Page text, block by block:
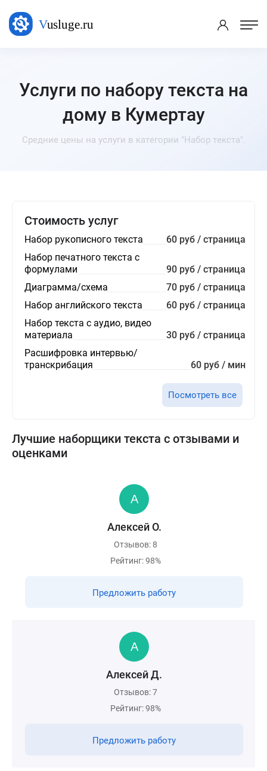
Услуги по набору текста на
дому в Кумертау
Средние цены на услуги в категории "Набор текста".
Стоимость услуг
Набор рукописного текста
60 руб / страница
Набор печатного текста с
формулами
90 руб / страница
Диаграмма/схема
70 руб / страница
Набор английского текста
60 руб / страница
Набор текста с аудио, видео
материала
30 руб / страница
Расшифровка интервью/
транскрибация
60 руб / мин
Посмотреть все
Лучшие наборщики текста с отзывами и
оценками
Алексей О.
Отзывов: 8
Рейтинг: 98%
Предложить работу
Алексей Д.
Отзывов: 7
Рейтинг: 98%
Предложить работу